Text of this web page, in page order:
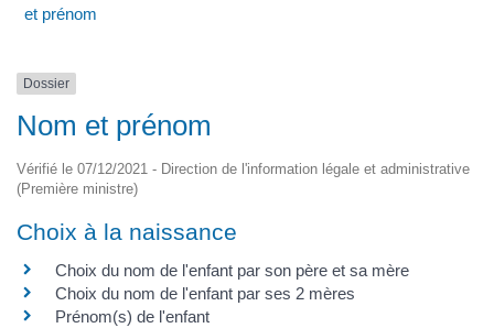
et prénom
Dossier
Nom et prénom
Vérifié le 07/12/2021 - Direction de l'information légale et administrative
(Première ministre)
Choix à la naissance
Choix du nom de l'enfant par son père et sa mère
Choix du nom de l'enfant par ses 2 mères
Prénom(s) de l'enfant